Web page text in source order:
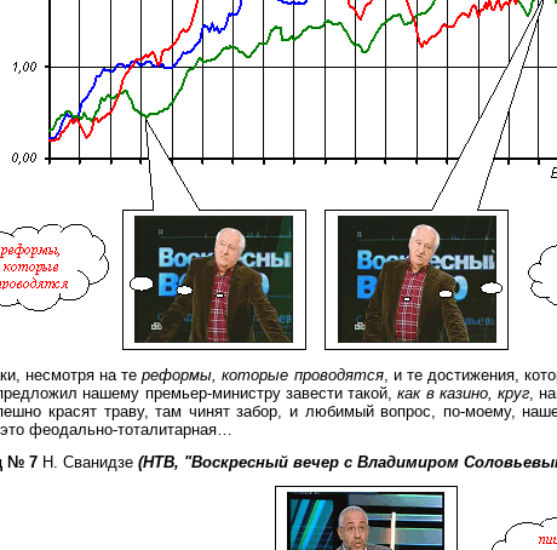
несмотря на тереформы, которые проводятся, и те достижения,
нашему премьер-министру завести такой,как в казино, круг ,
красят траву, там чинят забор, и любимый вопрос, по-моему,
феодально-тоталитарная…
№ 7 Н. Сванидзе (НТВ, "Воскресный вечер с Владимиром